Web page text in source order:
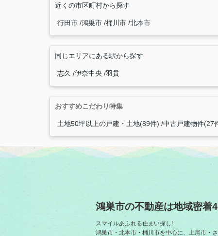
近くの市区町村から探す
行田市 鴻巣市 桶川市 北本市
同じエリアにある駅から探す
志久 伊奈中央 羽貫
おすすめこだわり特集
土地50坪以上の戸建・土地(89件) 中古戸建物件(27
鴻巣市の不動産は地域密着
スマイルあふれる住まい探し!
鴻巣市・北本市・桶川市を中心に、上尾市・